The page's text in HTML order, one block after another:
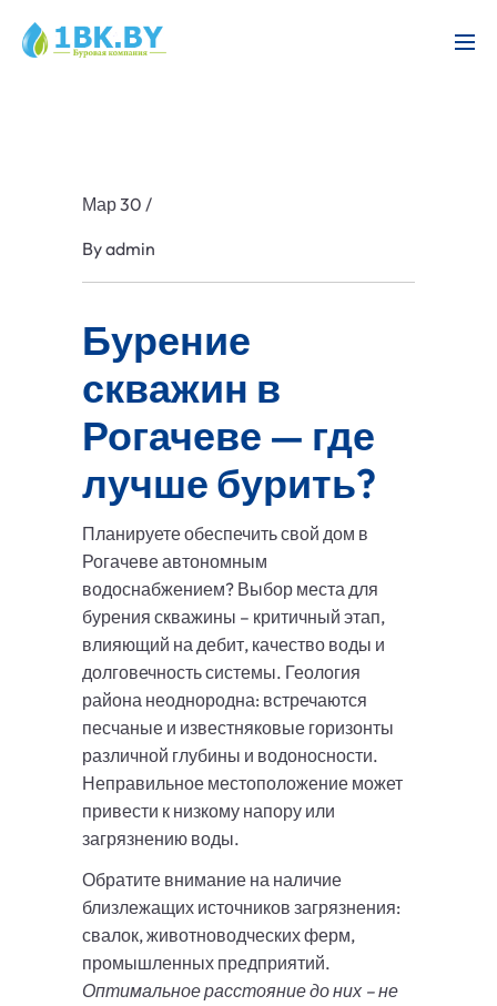
Мар 30 /
Byadmin
Бурение
скважин в
Рогачеве — где
лучше бурить?
Планируете обеспечить свой дом в
Рогачеве автономным
водоснабжением? Выбор места для
бурения скважины – критичный этап,
влияющий на дебит, качество воды и
долговечность системы. Геология
района неоднородна: встречаются
песчаные и известняковые горизонты
различной глубины и водоносности.
Неправильное местоположение может
привести к низкому напору или
загрязнению воды.
Обратите внимание на наличие
близлежащих источников загрязнения:
свалок, животноводческих ферм,
промышленных предприятий.
Оптимальное расстояние до них – не